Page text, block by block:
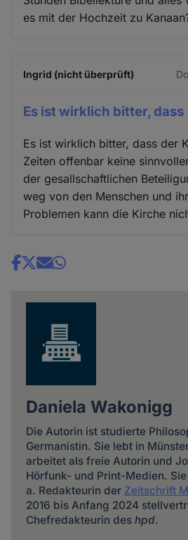
es mit der Hochzeit zu
Ingrid (nicht überprüft)
Es ist wirklich bitter, dass
Es ist wirklich bitter, dass der
Zeiten offenbar keine
der gesallschaftlichen
weg von den Menschen und
Problemen kann die Kirche
Share
Daniela Wakonigg
Die Autorin ist studierte
Germanistin. Sie lebt in
arbeitet als freie Autorin und
Hörfunk- und Print-Medien.
a. Redakteurin der Zeitschrift
2016 bis Anfang 2024
Chefredakteurin des hpd.